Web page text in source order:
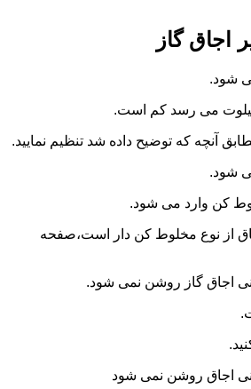
اجاق گاز
می رسد کم است.
آنچه که توضیح داده شد تنظیم نمایید.
کن وارد می شود.
از نوع مخلوط کن دار است،صفحه